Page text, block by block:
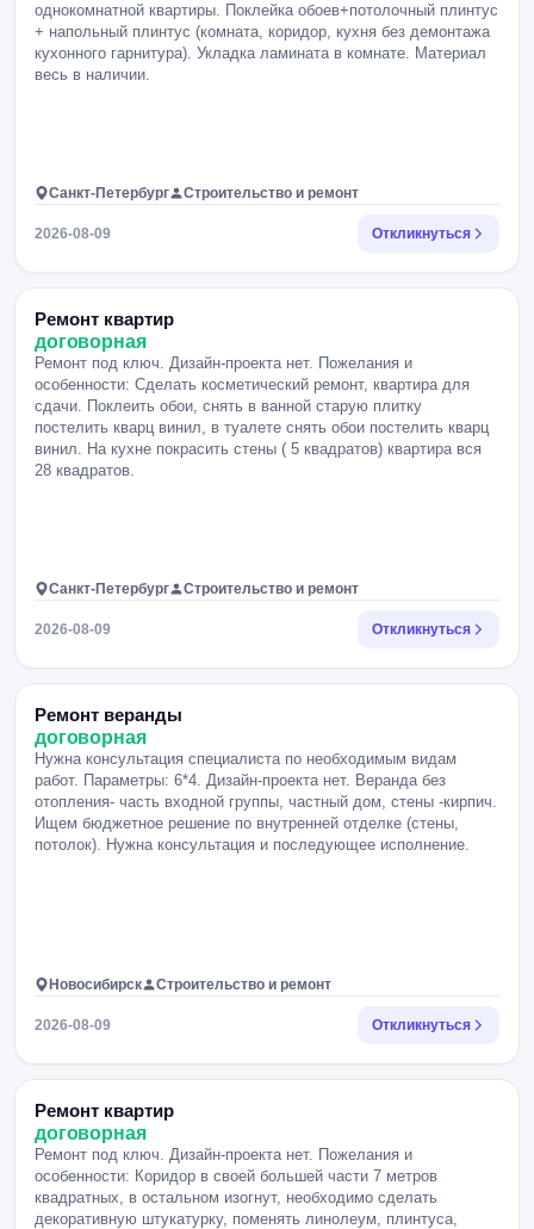
однокомнатной квартиры. Поклейка обоев+потолочный плинтус
+ напольный плинтус (комната, коридор, кухня без демонтажа
кухонного гарнитура). Укладка ламината в комнате. Материал
весь в наличии.
Санкт-Петербург Строительство и ремонт
2026-08-09 Откликнуться
Ремонт квартир
договорная
Ремонт под ключ. Дизайн-проекта нет. Пожелания и
особенности: Сделать косметический ремонт, квартира для
сдачи. Поклеить обои, снять в ванной старую плитку
постелить кварц винил, в туалете снять обои постелить кварц
винил. На кухне покрасить стены ( 5 квадратов) квартира вся
28 квадратов.
Санкт-Петербург Строительство и ремонт
2026-08-09 Откликнуться
Ремонт веранды
договорная
Нужна консультация специалиста по необходимым видам
работ. Параметры: 6*4. Дизайн-проекта нет. Веранда без
отопления- часть входной группы, частный дом, стены -кирпич.
Ищем бюджетное решение по внутренней отделке (стены,
потолок). Нужна консультация и последующее исполнение.
Новосибирск Строительство и ремонт
2026-08-09 Откликнуться
Ремонт квартир
договорная
Ремонт под ключ. Дизайн-проекта нет. Пожелания и
особенности: Коридор в своей большей части 7 метров
квадратных, в остальном изогнут, необходимо сделать
декоративную штукатурку, поменять линолеум, плинтуса,